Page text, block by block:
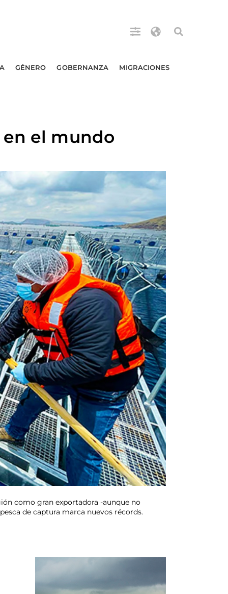
GÉNERO GOBERNANZA MIGRACIONES
el mundo
como gran exportadora -aunque no
de captura marca nuevos récords.